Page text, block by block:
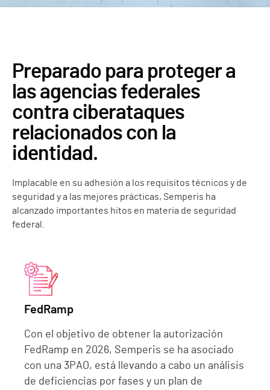
Preparado para proteger a
las agencias federales
contra ciberataques
relacionados con la
identidad.
Implacable en su adhesión a los requisitos técnicos y de
seguridad y a las mejores prácticas, Semperis ha
alcanzado importantes hitos en materia de seguridad
federal.
FedRamp
Con el objetivo de obtener la autorización
FedRamp en 2026, Semperis se ha asociado
con una 3PAO, está llevando a cabo un análisis
de deficiencias por fases y un plan de